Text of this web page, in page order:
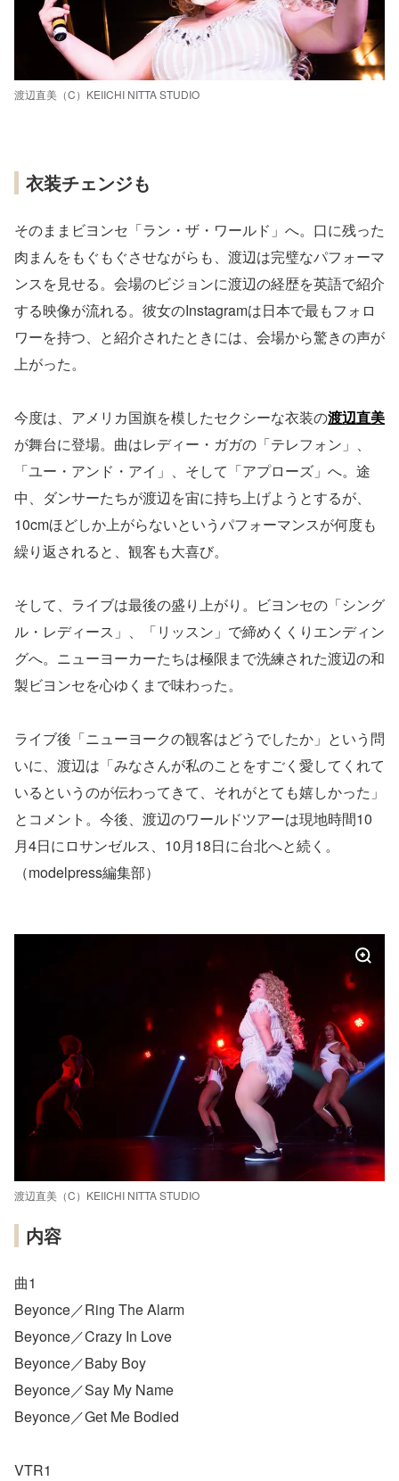
渡辺直美（C）KEIICHI NITTA STUDIO
衣装チェンジも
そのままビヨンセ「ラン・ザ・ワールド」へ。口に残った
肉まんをもぐもぐさせながらも、渡辺は完璧なパフォーマ
ンスを見せる。会場のビジョンに渡辺の経歴を英語で紹介
する映像が流れる。彼女のInstagramは日本で最もフォロ
ワーを持つ、と紹介されたときには、会場から驚きの声が
上がった。
今度は、アメリカ国旗を模したセクシーな衣装の渡辺直美
が舞台に登場。曲はレディー・ガガの「テレフォン」、
「ユー・アンド・アイ」、そして「アプローズ」へ。途
中、ダンサーたちが渡辺を宙に持ち上げようとするが、
10cmほどしか上がらないというパフォーマンスが何度も
繰り返されると、観客も大喜び。
そして、ライブは最後の盛り上がり。ビヨンセの「シング
ル・レディース」、「リッスン」で締めくくりエンディン
グへ。ニューヨーカーたちは極限まで洗練された渡辺の和
製ビヨンセを心ゆくまで味わった。
ライブ後「ニューヨークの観客はどうでしたか」という問
いに、渡辺は「みなさんが私のことをすごく愛してくれて
いるというのが伝わってきて、それがとても嬉しかった」
とコメント。今後、渡辺のワールドツアーは現地時間10
月4日にロサンゼルス、10月18日に台北へと続く。
（modelpress編集部）
渡辺直美（C）KEIICHI NITTA STUDIO
内容
曲1
Beyonce／Ring The Alarm
Beyonce／Crazy In Love
Beyonce／Baby Boy
Beyonce／Say My Name
Beyonce／Get Me Bodied
VTR1